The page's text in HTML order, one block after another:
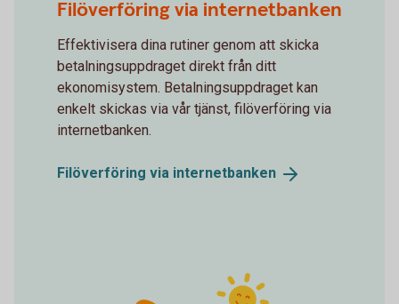
Filöverföring via internetbanken
Effektivisera dina rutiner genom att skicka
betalningsuppdraget direkt från ditt
ekonomisystem. Betalningsuppdraget kan
enkelt skickas via vår tjänst, filöverföring via
internetbanken.
Filöverföring via internetbanken